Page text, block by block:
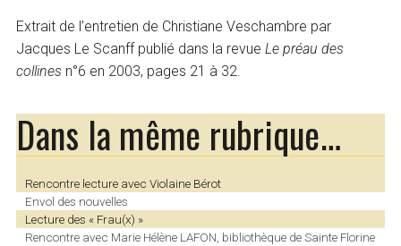
Extrait de l’entretien de Christiane Veschambre par
Jacques Le Scanff publié dans la revueLe préau des
collines n°6 en 2003, pages 21 à 32.
Dans la même rubrique…
Rencontre lecture avec Violaine Bérot
Envol des nouvelles
Lecture des « Frau(x) »
Rencontre avec Marie Hélène LAFON, bibliothèque de Sainte Florine